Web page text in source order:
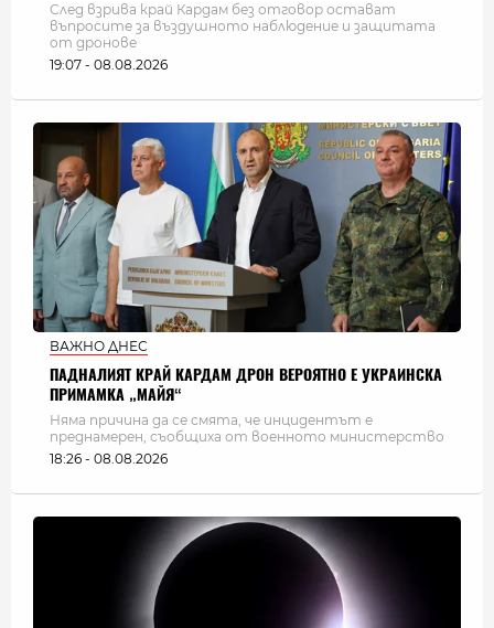
След взрива край Кардам без отговор остават
въпросите за въздушното наблюдение и защитата
от дронове
19:07 - 08.08.2026
ВАЖНО ДНЕС
ПАДНАЛИЯТ КРАЙ КАРДАМ ДРОН ВЕРОЯТНО Е УКРАИНСКА
ПРИМАМКА „МАЙЯ“
Няма причина да се смята, че инцидентът е
преднамерен, съобщиха от военното министерство
18:26 - 08.08.2026